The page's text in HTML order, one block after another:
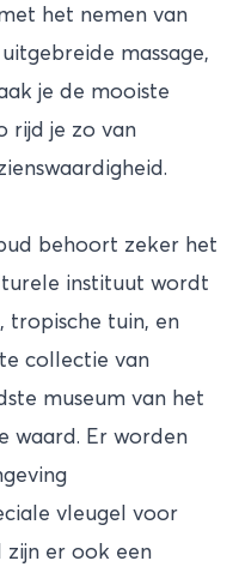
het nemen van
massage,
je de mooiste
rijd je zo van
behoort zeker het
instituut wordt
tropische tuin, en
collectie van
museum van het
waard. Er worden
vleugel voor
zijn er ook een